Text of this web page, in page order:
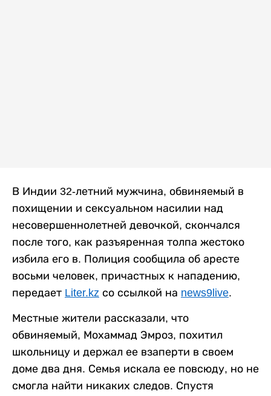
В Индии 32-летний мужчина, обвиняемый в
похищении и сексуальном насилии над
несовершеннолетней девочкой, скончался
после того, как разъяренная толпа жестоко
избила его в. Полиция сообщила об аресте
восьми человек, причастных к нападению,
передает Liter.kz со ссылкой на news9live.
Местные жители рассказали, что
обвиняемый, Мохаммад Эмроз, похитил
школьницу и держал ее взаперти в своем
доме два дня. Семья искала ее повсюду, но не
смогла найти никаких следов. Спустя